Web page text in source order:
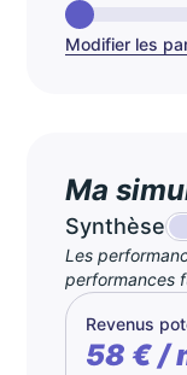
Modifier les
Ma
Synthèse
Les
performances
Revenus
58 € /